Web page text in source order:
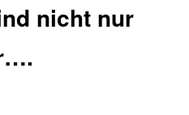
nicht nur